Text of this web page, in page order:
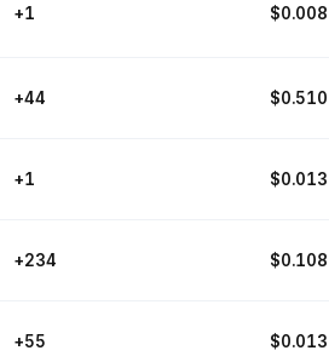
Nijer
+1 $0.008
+44 $0.510
+1 $0.013
+234 $0.108
+55 $0.013